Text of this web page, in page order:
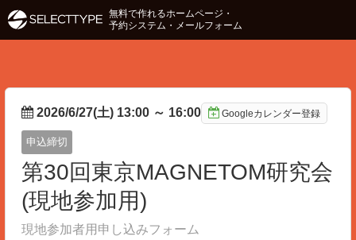
2026/6/27(土) 13:00 ～ 16:00 Googleカレンダー登録
申込締切
第30回東京MAGNETOM研究会
(現地参加用)
現地参加者用申し込みフォーム
無料で作れるホームページ・
予約システム・メールフォーム